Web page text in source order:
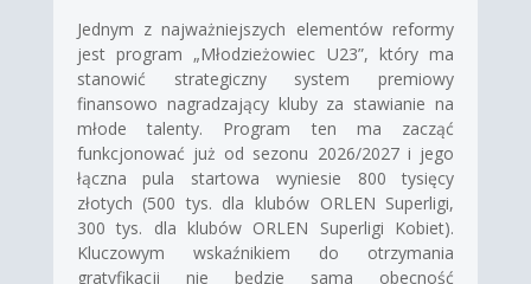
Jednym z najważniejszych elementów reformy
jest program „Młodzieżowiec U23”, który ma
stanowić strategiczny system premiowy
finansowo nagradzający kluby za stawianie na
młode talenty. Program ten ma zacząć
funkcjonować już od sezonu 2026/2027 i jego
łączna pula startowa wyniesie 800 tysięcy
złotych (500 tys. dla klubów ORLEN Superligi,
300 tys. dla klubów ORLEN Superligi Kobiet).
Kluczowym wskaźnikiem do otrzymania
gratyfikacji nie będzie sama obecność